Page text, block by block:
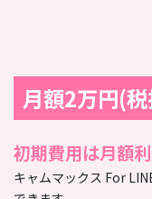
月額2万円(
初期費用は月額
キャムマックス For